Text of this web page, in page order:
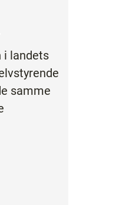
i landets
samme